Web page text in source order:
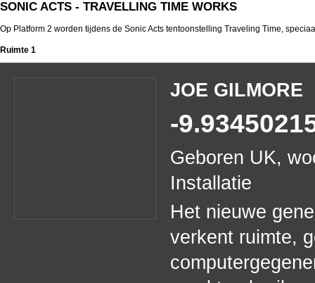
SONIC ACTS - TRAVELLING TIME WORKS
Op Platform 2 worden tijdens de Sonic Acts tentoonstelling Traveling Time,
Ruimte 1
JOE GILMORE
-
Geboren UK,
Installatie
Het nieuwe
verkent ruimte,